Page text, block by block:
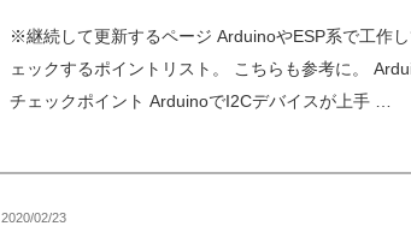
※継続して更新するページ ArduinoやESP系で工作
ェックするポイントリスト。 こちらも参考に。
チェックポイント ArduinoでI2Cデバイスが上手 …
2020/02/23